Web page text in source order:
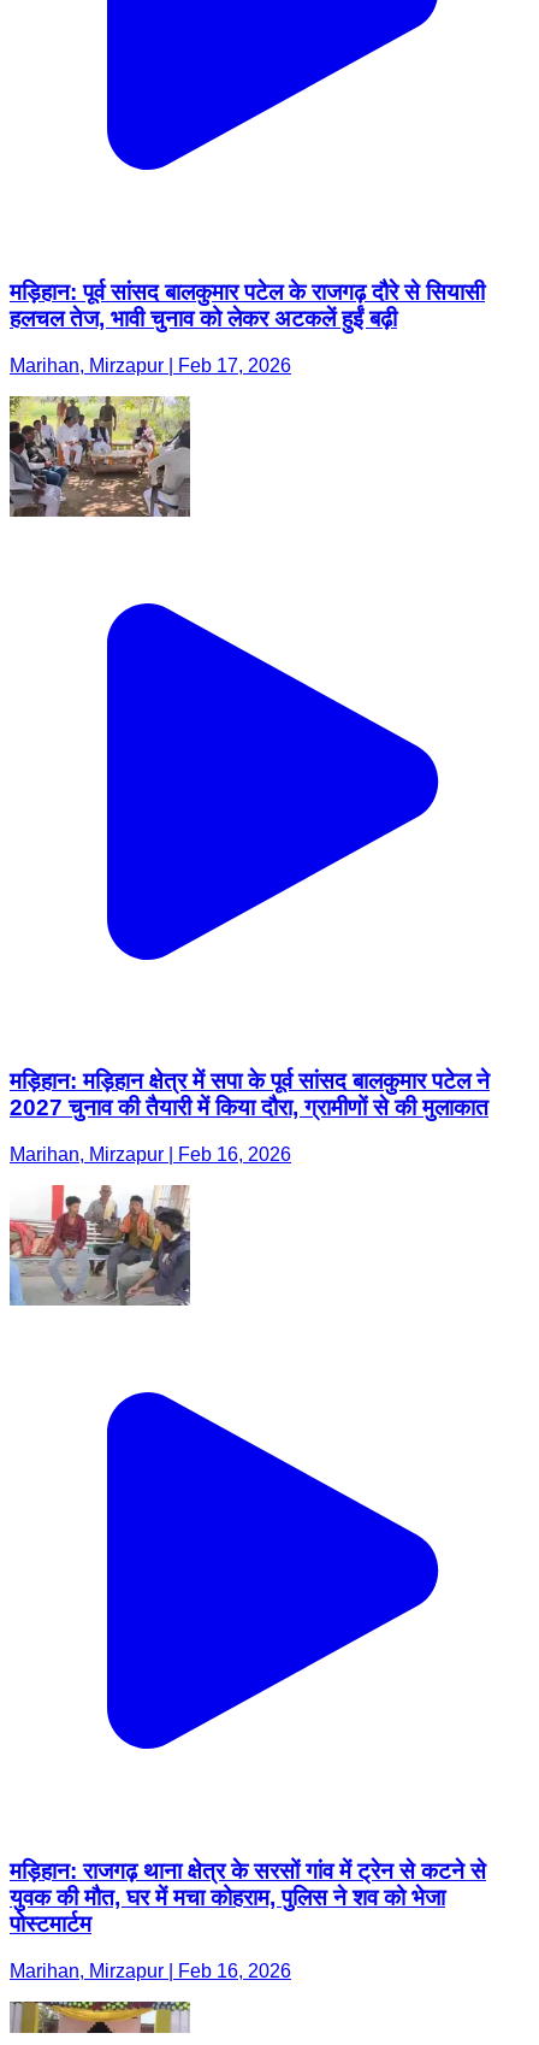
मड़िहान: पूर्व सांसद बालकुमार पटेल के राजगढ़ दौरे से सियासी
हलचल तेज, भावी चुनाव को लेकर अटकलें हुईं बढ़ी
Marihan, Mirzapur | Feb 17, 2026
मड़िहान: मड़िहान क्षेत्र में सपा के पूर्व सांसद बालकुमार पटेल ने
2027 चुनाव की तैयारी में किया दौरा, ग्रामीणों से की मुलाकात
Marihan, Mirzapur | Feb 16, 2026
मड़िहान: राजगढ़ थाना क्षेत्र के सरसों गांव में ट्रेन से कटने से
युवक की मौत, घर में मचा कोहराम, पुलिस ने शव को भेजा
पोस्टमार्टम
Marihan, Mirzapur | Feb 16, 2026